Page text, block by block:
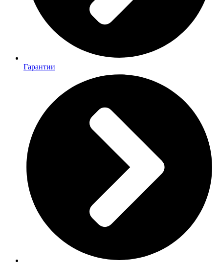
Гарантии